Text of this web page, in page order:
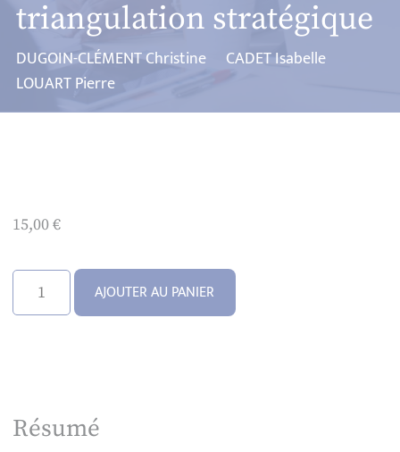
triangulation stratégique
DUGOIN-CLÉMENT Christine
CADET Isabelle
LOUART Pierre
15,00€
blocage
AJOUTER AU PANIER
Résumé